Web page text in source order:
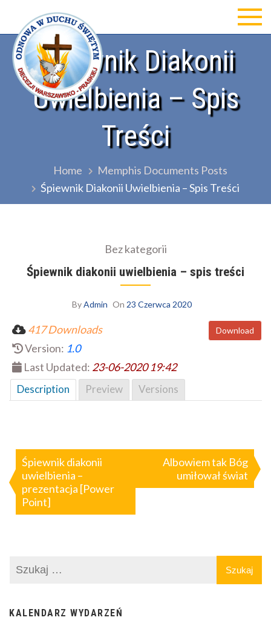
contentOdnowa w Duchu św Diecezji
Warszawsko-Praskiej
Śpiewnik Diakonii
Uwielbienia – Spis
Treści
Home
Memphis Documents Posts
Śpiewnik Diakonii Uwielbienia – Spis Treści
Bez kategorii
Śpiewnik diakonii uwielbienia – spis treści
ByAdmin On 23 Czerwca 2020
Download
417 Downloads
Version: 1.0
Last Updated: 23-06-2020 19:42
Description Preview Versions
wpisu
Śpiewnik diakonii
uwielbienia –
prezentacja [Power
Point]
Albowiem tak Bóg
umiłował świat
KALENDARZ WYDARZEŃ